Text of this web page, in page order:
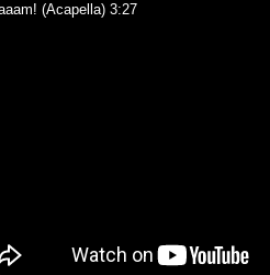
(Acapella) 3:27